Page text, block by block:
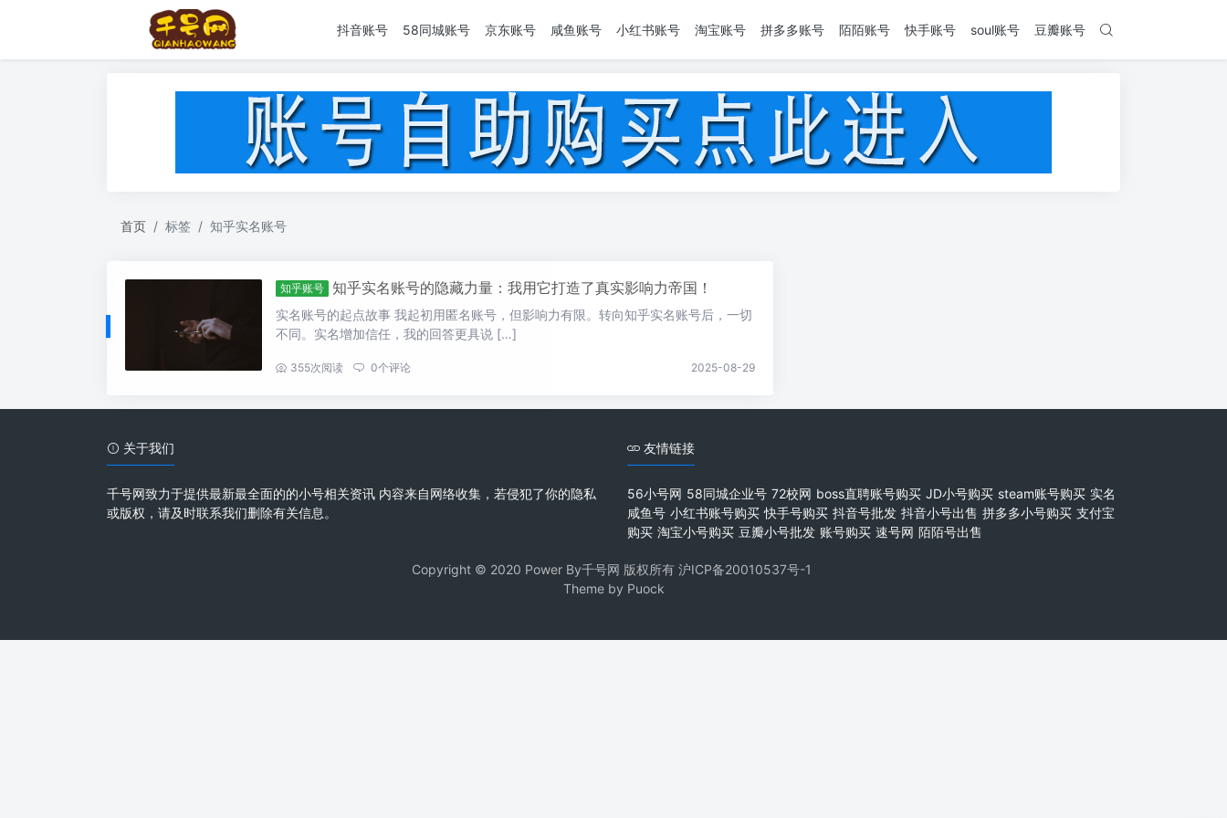
抖音账号 58同城账号 京东账号 咸鱼账号 小红书账号 淘宝账号 拼多多账号 陌陌账号 快手账号 soul账号 豆瓣账号
首页 标签 知乎实名账号
知乎账号 知乎实名账号的隐藏力量：我用它打造了真实影响力帝国！
实名账号的起点故事 我起初用匿名账号，但影响力有限。转向知乎实名账号后，一切
不同。实名增加信任，我的回答更具说 […]
... 355次阅读 0个评论 2025-08-29
关于我们
千号网致力于提供最新最全面的的小号相关资讯 内容来自网络收集，若侵犯了你的隐私
或版权，请及时联系我们删除有关信息。
友情链接
56小号网 58同城企业号 72校网 boss直聘账号购买 JD小号购买 steam账号购买 实名
咸鱼号 小红书账号购买 快手号购买 抖音号批发 抖音小号出售 拼多多小号购买 支付宝
购买 淘宝小号购买 豆瓣小号批发 账号购买 速号网 陌陌号出售
Copyright © 2020 Power By千号网 版权所有 沪ICP备20010537号-1
Theme by Puock